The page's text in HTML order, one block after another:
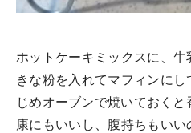
ホットケーキミックスに、
きな粉を入れてマフィンに
じめオーブンで焼いておく
康にもいいし、腹持ちもい